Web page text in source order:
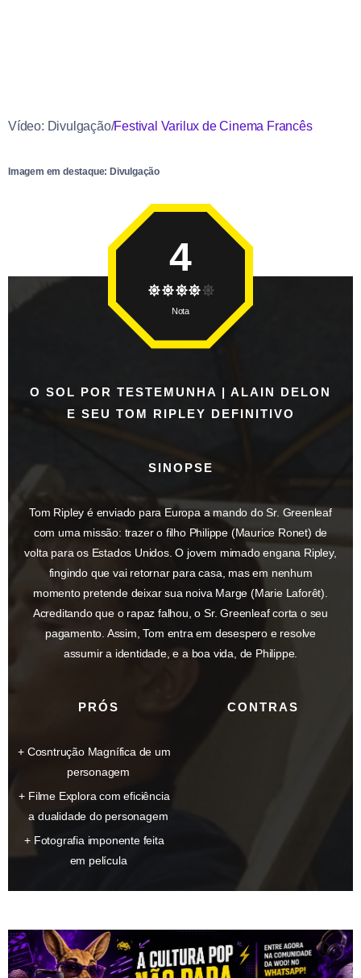
Vídeo: Divulgação/Festival Varilux de Cinema Francês
Imagem em destaque: Divulgação
O SOL POR TESTEMUNHA | ALAIN DELON
E SEU TOM RIPLEY DEFINITIVO
SINOPSE
Tom Ripley é enviado para Europa a mando do Sr. Greenleaf
com uma missão: trazer o filho Philippe (Maurice Ronet) de
volta para os Estados Unidos. O jovem mimado engana Ripley,
fingindo que vai retornar para casa, mas em nenhum
momento pretende deixar sua noiva Marge (Marie Laforêt).
Acreditando que o rapaz falhou, o Sr. Greenleaf corta o seu
pagamento. Assim, Tom entra em desespero e resolve
assumir a identidade, e a boa vida, de Philippe.
PRÓS
Cosntrução Magnífica de um
personagem
Filme Explora com eficiência
a dualidade do personagem
Fotografia imponente feita
em película
CONTRAS
4
Nota